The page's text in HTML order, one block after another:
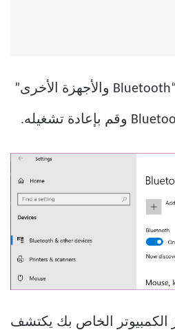
في قسم “Bluetooth والأجهزة الأخرى”
الكمبيوتر الخاص بك يكتشف